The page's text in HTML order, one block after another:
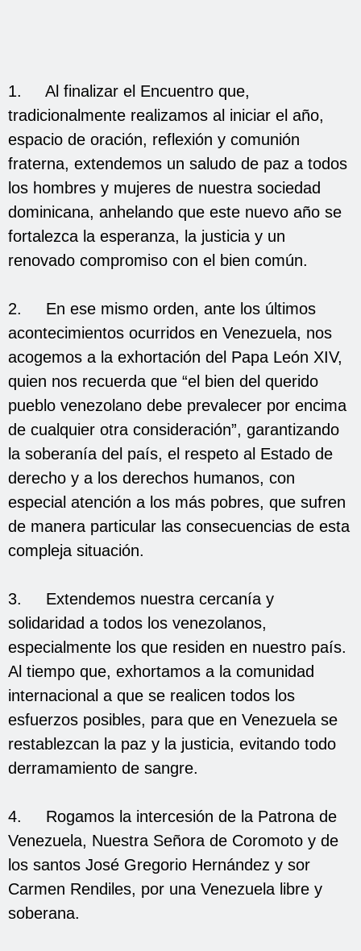
1. Al finalizar el Encuentro que,
tradicionalmente realizamos al iniciar el año,
espacio de oración, reflexión y comunión
fraterna, extendemos un saludo de paz a todos
los hombres y mujeres de nuestra sociedad
dominicana, anhelando que este nuevo año se
fortalezca la esperanza, la justicia y un
renovado compromiso con el bien común.
2. En ese mismo orden, ante los últimos
acontecimientos ocurridos en Venezuela, nos
acogemos a la exhortación del Papa León XIV,
quien nos recuerda que “el bien del querido
pueblo venezolano debe prevalecer por encima
de cualquier otra consideración”, garantizando
la soberanía del país, el respeto al Estado de
derecho y a los derechos humanos, con
especial atención a los más pobres, que sufren
de manera particular las consecuencias de esta
compleja situación.
3. Extendemos nuestra cercanía y
solidaridad a todos los venezolanos,
especialmente los que residen en nuestro país.
Al tiempo que, exhortamos a la comunidad
internacional a que se realicen todos los
esfuerzos posibles, para que en Venezuela se
restablezcan la paz y la justicia, evitando todo
derramamiento de sangre.
4. Rogamos la intercesión de la Patrona de
Venezuela, Nuestra Señora de Coromoto y de
los santos José Gregorio Hernández y sor
Carmen Rendiles, por una Venezuela libre y
soberana.